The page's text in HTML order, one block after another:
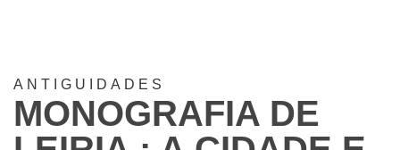
ANTIGUIDADES
MONOGRAFIA DE